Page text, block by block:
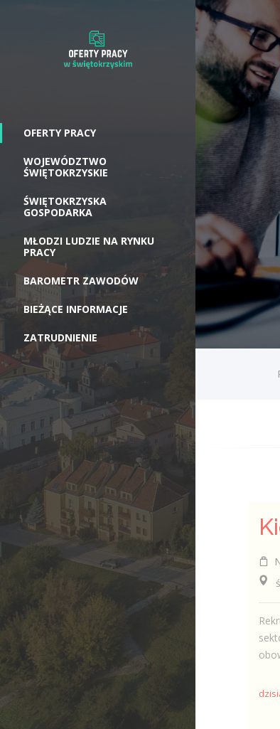
OFERTY PRACY
WOJEWÓDZTWO
ŚWIĘTOKRZYSKIE
ŚWIĘTOKRZYSKA
GOSPODARKA
MŁODZI LUDZIE NA RYNKU
PRACY
BAROMETR ZAWODÓW
BIEŻĄCE INFORMACJE
ZATRUDNIENIE